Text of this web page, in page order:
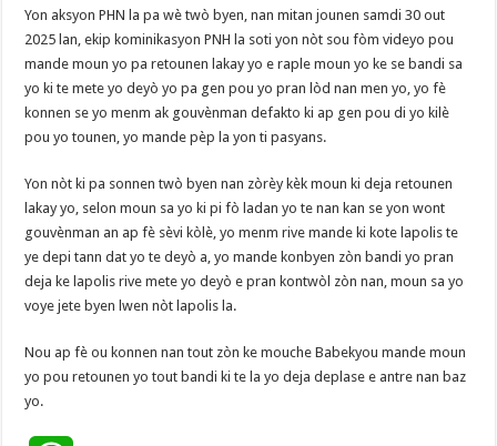
Yon aksyon PHN la pa wè twò byen, nan mitan jounen samdi 30 out
2025 lan, ekip kominikasyon PNH la soti yon nòt sou fòm videyo pou
mande moun yo pa retounen lakay yo e raple moun yo ke se bandi sa
yo ki te mete yo deyò yo pa gen pou yo pran lòd nan men yo, yo fè
konnen se yo menm ak gouvènman defakto ki ap gen pou di yo kilè
pou yo tounen, yo mande pèp la yon ti pasyans.
Yon nòt ki pa sonnen twò byen nan zòrèy kèk moun ki deja retounen
lakay yo, selon moun sa yo ki pi fò ladan yo te nan kan se yon wont
gouvènman an ap fè sèvi kòlè, yo menm rive mande ki kote lapolis te
ye depi tann dat yo te deyò a, yo mande konbyen zòn bandi yo pran
deja ke lapolis rive mete yo deyò e pran kontwòl zòn nan, moun sa yo
voye jete byen lwen nòt lapolis la.
Nou ap fè ou konnen nan tout zòn ke mouche Babekyou mande moun
yo pou retounen yo tout bandi ki te la yo deja deplase e antre nan baz
yo.